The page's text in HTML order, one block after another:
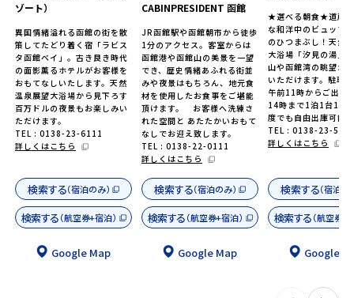
ゾート）
異国情緒溢れる函館の街を散
策してたどり着く宿「ラビス
タ函館ベイ」。古き良き時代
の面影薫るホテルがお客様を
おもてなしいたします。天然
温泉展望大浴場から見下ろす
百万ドルの夜景もお楽しみい
ただけます。
TEL : 0138-23-6111
詳しくはこちら
検索する（宿泊のみ）
検索する（航空券+宿泊）
Google Map
CABINPRESIDENT 函館
JR函館駅や函館朝市から徒歩
1分のアクセス。客室からは
函館港や函館山の美景を一望
でき、歴史情緒あふれる街並
みや夜景はもちろん、地元食
材を使用したお食事をご堪能
頂けます。 お客様へ洗練さ
れた空間と あたたかいおもて
なしでお迎え致します。
TEL : 0138-22-0111
詳しくはこちら
検索する（宿泊のみ）
検索する（航空券+宿泊）
Google Map
★選べる朝食★道産
な和洋中のビュッフ
のひつまぶし！天然
大浴場「汐見の湯」
山や函館湾の眺望が
いただけます。駐車
午前11時からご出発
14時まで1泊1台
度でも自由出庫可能
TEL : 0138-23-
詳しくはこちら
検索する（宿泊の
検索する（航空券+
Google